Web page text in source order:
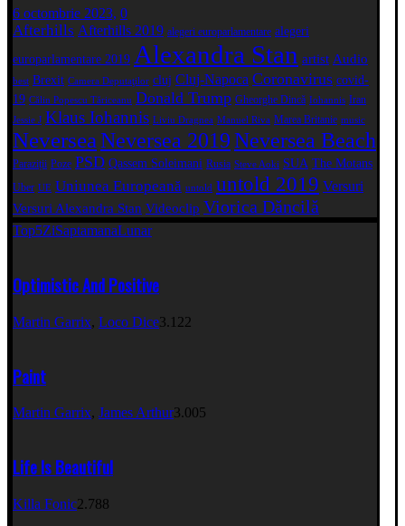
6 octombrie 2023, 0
Afterhills Afterhills 2019 alegeri europarlamentare alegeri
europarlamentare 2019 Alexandra Stan artist Audio
best Brexit Camera Deputaţilor cluj Cluj-Napoca Coronavirus covid-
19 Călin Popescu Tăriceanu Donald Trump Gheorghe Dincă Iohannis Iran
Jessie J Klaus Iohannis Liviu Dragnea Manuel Riva Marea Britanie music
NeverseaNeversea 2019Neversea Beach
Paraziții Poze PSD Qassem Soleimani Rusia Steve Aoki SUA The Motans
Uber UE Uniunea Europeană untold untold 2019 Versuri
Versuri Alexandra Stan Videoclip Viorica Dăncilă
Top5ZiSaptamanaLunar
Optimistic And Positive
Martin Garrix, Loco Dice3.122
Paint
Martin Garrix, James Arthur3.005
Life Is Beautiful
Killa Fonic2.788